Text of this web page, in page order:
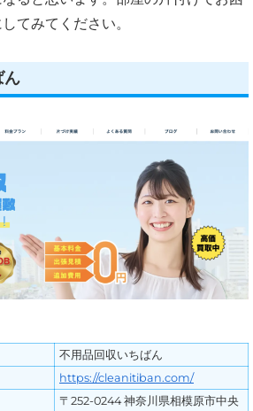
てみてください。
ん
不用品回収いちばん
https://cleanitiban.com/
〒252-0244 神奈川県相模原市中央